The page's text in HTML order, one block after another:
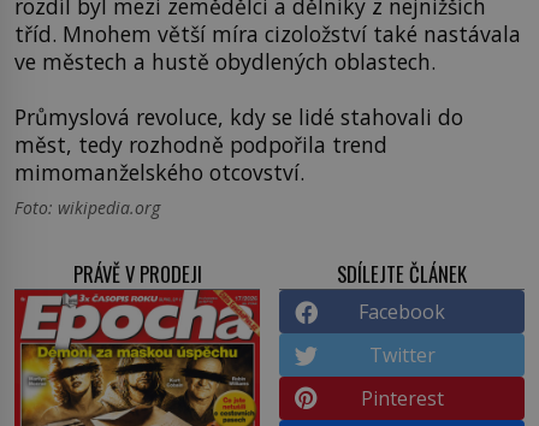
rozdíl byl mezi zemědělci a dělníky z nejnižších
tříd. Mnohem větší míra cizoložství také nastávala
ve městech a hustě obydlených oblastech.
Průmyslová revoluce, kdy se lidé stahovali do
měst, tedy rozhodně podpořila trend
mimomanželského otcovství.
Foto: wikipedia.org
PRÁVĚ V PRODEJI SDÍLEJTE ČLÁNEK
Facebook
Twitter
Pinterest